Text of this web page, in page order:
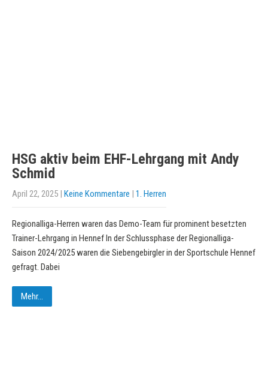
HSG aktiv beim EHF-Lehrgang mit Andy
Schmid
April 22, 2025 | Keine Kommentare | 1. Herren
Regionalliga-Herren waren das Demo-Team für prominent besetzten
Trainer-Lehrgang in Hennef In der Schlussphase der Regionalliga-
Saison 2024/2025 waren die Siebengebirgler in der Sportschule Hennef
gefragt. Dabei
Mehr...